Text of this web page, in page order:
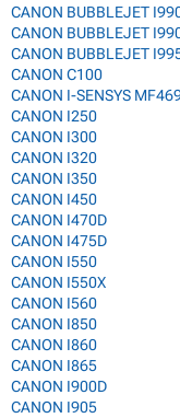
CANON BUBBLEJET
CANON BUBBLEJET
CANON BUBBLEJET
CANON C100
CANON I-SENSYS
CANON I250
CANON I300
CANON I320
CANON I350
CANON I450
CANON I470D
CANON I475D
CANON I550
CANON I550X
CANON I560
CANON I850
CANON I860
CANON I865
CANON I900D
CANON I905